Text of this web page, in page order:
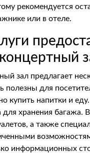
рекомендуется
или в отеле.
зал предлагает
полезны для
купить напитки и
хранения багажа. В
а также
информационных